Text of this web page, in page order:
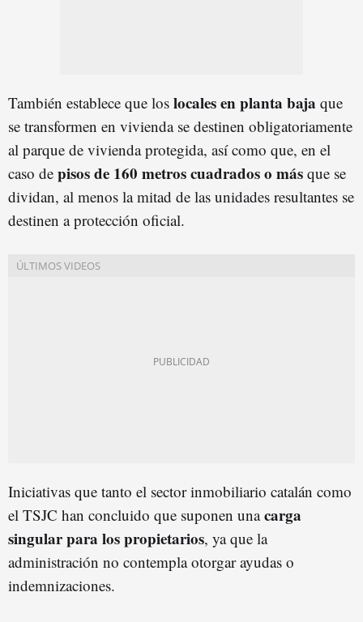
También establece que los locales en planta baja que
se transformen en vivienda se destinen obligatoriamente
al parque de vivienda protegida, así como que, en el
caso de pisos de 160 metros cuadrados o más que se
dividan, al menos la mitad de las unidades resultantes se
destinen a protección oficial.
Iniciativas que tanto el sector inmobiliario catalán como
el TSJC han concluido que suponen unacarga
singular para los propietarios, ya que la
administración no contempla otorgar ayudas o
indemnizaciones.